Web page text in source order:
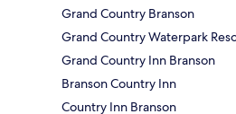
Grand Country Branson
Grand Country Waterpark
Grand Country Inn Branson
Branson Country Inn
Country Inn Branson